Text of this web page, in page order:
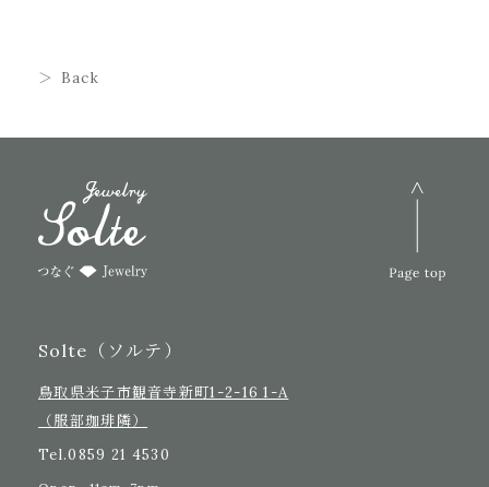
Back
Solte（ソルテ）
鳥取県米子市観音寺新町1-2-16 1-A
（服部珈琲隣）
Tel.0859 21 4530